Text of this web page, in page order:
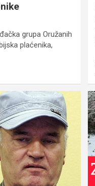
grupa Oružanih
plaćenika,